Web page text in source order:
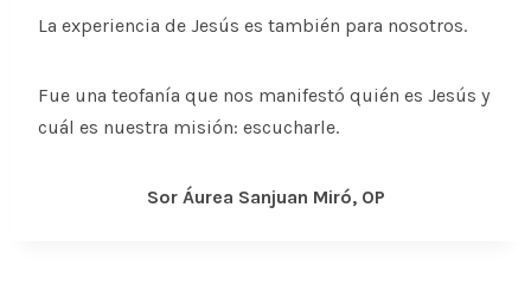
La experiencia de Jesús es también para nosotros.
Fue una teofanía que nos manifestó quién es Jesús y
cuál es nuestra misión: escucharle.
Sor Áurea Sanjuan Miró, OP